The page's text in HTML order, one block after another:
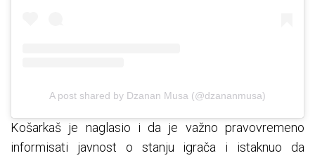
A post shared by Dzanan Musa (@dzananmusa)
Košarkaš je naglasio i da je važno pravovremeno
informisati javnost o stanju igrača i istaknuo da